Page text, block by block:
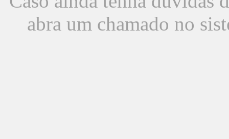
abra um chamado no